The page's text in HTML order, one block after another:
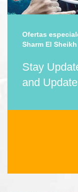
Ofertas
Sharm El Sheikh
Stay
and